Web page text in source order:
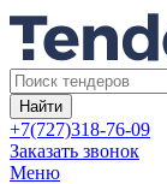
Найти
+7(727)318-76-09
Заказать звонок
Меню